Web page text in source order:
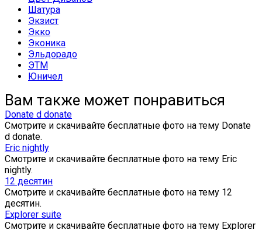
Шатура
Экзист
Экко
Эконика
Эльдорадо
ЭТМ
Юничел
Вам также может понравиться
Donate d donate
Смотрите и скачивайте бесплатные фото на тему Donate
d donate.
Eric nightly
Смотрите и скачивайте бесплатные фото на тему Eric
nightly.
12 десятин
Смотрите и скачивайте бесплатные фото на тему 12
десятин.
Explorer suite
Смотрите и скачивайте бесплатные фото на тему Explorer